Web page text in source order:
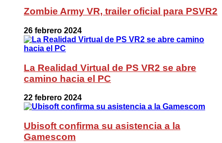
Zombie Army VR, trailer oficial para PSVR2
26 febrero 2024
La Realidad Virtual de PS VR2 se abre
camino hacia el PC
22 febrero 2024
Ubisoft confirma su asistencia a la
Gamescom